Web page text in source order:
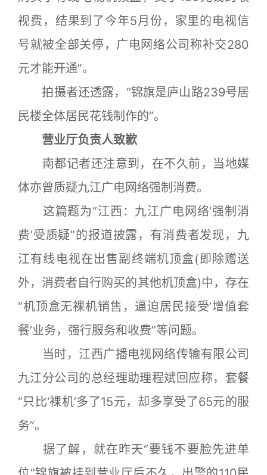
视费，结果到了今年5月份，家里的电视信
号就被全部关停，广电网络公司称补交280
元才能开通”。
拍摄者还透露，“锦旗是庐山路239号居
民楼全体居民花钱制作的”。
营业厅负责人致歉
南都记者还注意到，在不久前，当地媒
体亦曾质疑九江广电网络强制消费。
这篇题为“江西：九江广电网络‘强制消
费’受质疑”的报道披露，有消费者发现，九
江有线电视在出售副终端机顶盒(即除赠送
外，消费者自行购买的其他机顶盒)中，存在
“机顶盒无裸机销售，逼迫居民接受‘增值套
餐’业务，强行服务和收费”等问题。
当时，江西广播电视网络传输有限公司
九江分公司的总经理助理程斌回应称，套餐
“只比‘裸机’多了15元，却多享受了65元的服
务”。
据了解，就在昨天“要钱不要脸先进单